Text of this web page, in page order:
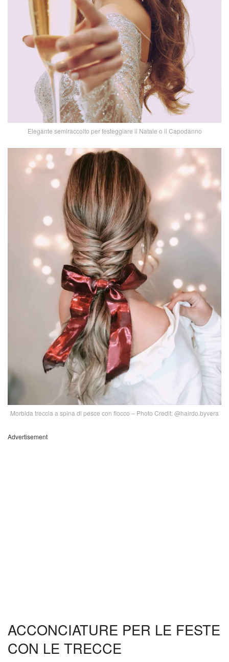
Elegante semiraccolto per festeggiare il Natale o il Capodanno
Morbida treccia a spina di pesce con fiocco – Photo Credit: @hairdo.byvera
Advertisement
ACCONCIATURE PER LE FESTE
CON LE TRECCE